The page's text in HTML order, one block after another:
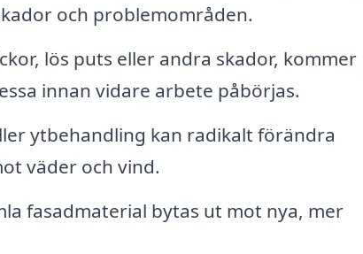
och problemområden.
lös puts eller andra skador, kommer
innan vidare arbete påbörjas.
ytbehandling kan radikalt förändra
väder och vind.
fasadmaterial bytas ut mot nya, mer